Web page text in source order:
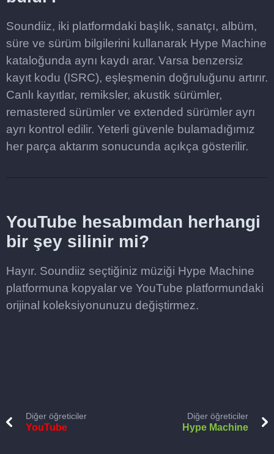
Soundiiz, iki platformdaki başlık, sanatçı, albüm,
süre ve sürüm bilgilerini kullanarak Hype Machine
kataloğunda aynı kaydı arar. Varsa benzersiz
kayıt kodu (ISRC), eşleşmenin doğruluğunu artırır.
Canlı kayıtlar, remiksler, akustik sürümler,
remastered sürümler ve extended sürümler ayrı
ayrı kontrol edilir. Yeterli güvenle bulamadığımız
her parça aktarım sonucunda açıkça gösterilir.
YouTube hesabımdan herhangi
bir şey silinir mi?
Hayır. Soundiiz seçtiğiniz müziği Hype Machine
platformuna kopyalar ve YouTube platformundaki
orijinal koleksiyonunuzu değiştirmez.
Diğer öğreticiler
YouTube
Diğer öğreticiler
Hype Machine